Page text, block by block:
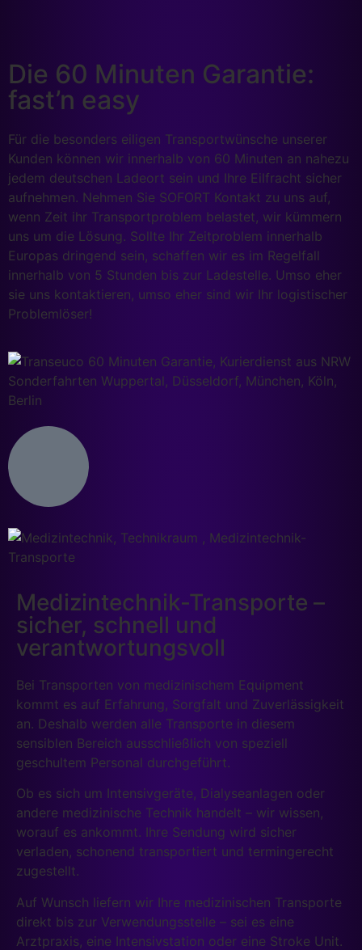
Die 60 Minuten Garantie:
fast’n easy
Für die besonders eiligen Transportwünsche unserer
Kunden können wir innerhalb von 60 Minuten an nahezu
jedem deutschen Ladeort sein und Ihre Eilfracht sicher
aufnehmen. Nehmen Sie SOFORT Kontakt zu uns auf,
wenn Zeit ihr Transportproblem belastet, wir kümmern
uns um die Lösung. Sollte Ihr Zeitproblem innerhalb
Europas dringend sein, schaffen wir es im Regelfall
innerhalb von 5 Stunden bis zur Ladestelle. Umso eher
sie uns kontaktieren, umso eher sind wir Ihr logistischer
Problemlöser!
Medizintechnik-Transporte –
sicher, schnell und
verantwortungsvoll
Bei Transporten von medizinischem Equipment
kommt es auf Erfahrung, Sorgfalt und Zuverlässigkeit
an. Deshalb werden alle Transporte in diesem
sensiblen Bereich ausschließlich von speziell
geschultem Personal durchgeführt.
Ob es sich um Intensivgeräte, Dialyseanlagen oder
andere medizinische Technik handelt – wir wissen,
worauf es ankommt. Ihre Sendung wird sicher
verladen, schonend transportiert und termingerecht
zugestellt.
Auf Wunsch liefern wir Ihre medizinischen Transporte
direkt bis zur Verwendungsstelle – sei es eine
Arztpraxis, eine Intensivstation oder eine Stroke Unit.